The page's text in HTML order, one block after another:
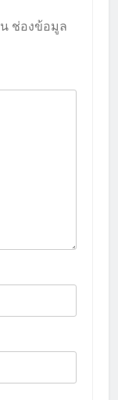
ช่องข้อมูล